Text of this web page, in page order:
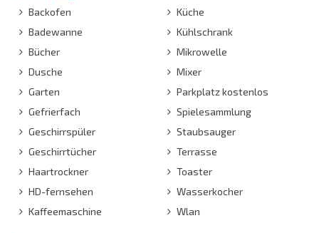
Backofen
Badewanne
Bücher
Dusche
Garten
Gefrierfach
Geschirrspüler
Geschirrtücher
Haartrockner
HD-fernsehen
Kaffeemaschine
Küche
Kühlschrank
Mikrowelle
Mixer
Parkplatz kostenlos
Spielesammlung
Staubsauger
Terrasse
Toaster
Wasserkocher
Wlan